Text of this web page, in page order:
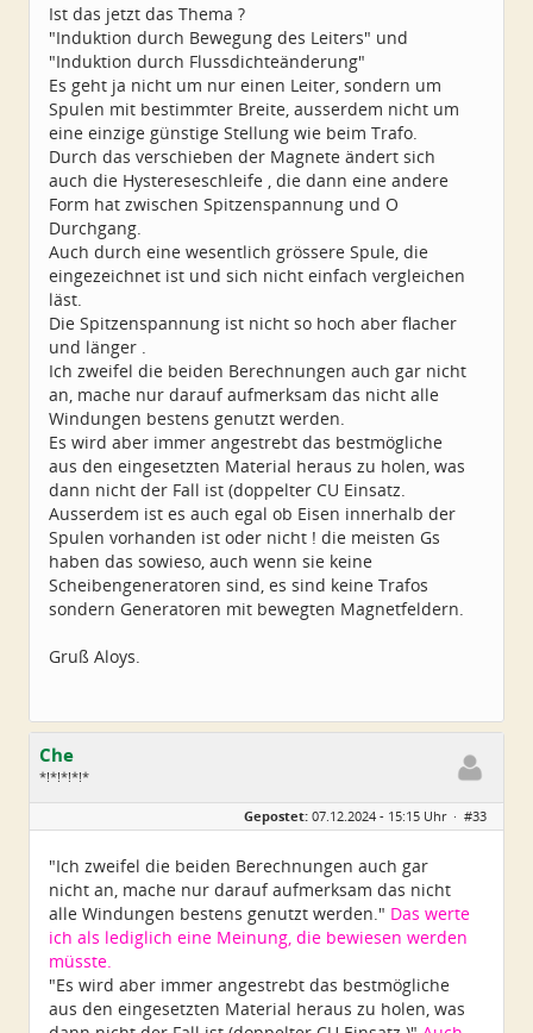
Ist das jetzt das Thema ?
"Induktion durch Bewegung des Leiters" und
"Induktion durch Flussdichteänderung"
Es geht ja nicht um nur einen Leiter, sondern um
Spulen mit bestimmter Breite, ausserdem nicht um
eine einzige günstige Stellung wie beim Trafo.
Durch das verschieben der Magnete ändert sich
auch die Hystereseschleife , die dann eine andere
Form hat zwischen Spitzenspannung und O
Durchgang.
Auch durch eine wesentlich grössere Spule, die
eingezeichnet ist und sich nicht einfach vergleichen
läst.
Die Spitzenspannung ist nicht so hoch aber flacher
und länger .
Ich zweifel die beiden Berechnungen auch gar nicht
an, mache nur darauf aufmerksam das nicht alle
Windungen bestens genutzt werden.
Es wird aber immer angestrebt das bestmögliche
aus den eingesetzten Material heraus zu holen, was
dann nicht der Fall ist (doppelter CU Einsatz.
Ausserdem ist es auch egal ob Eisen innerhalb der
Spulen vorhanden ist oder nicht ! die meisten Gs
haben das sowieso, auch wenn sie keine
Scheibengeneratoren sind, es sind keine Trafos
sondern Generatoren mit bewegten Magnetfeldern.
Gruß Aloys.
Che
*!*!*!*!*
Geschlecht:
Alter:
72
Dabei seit:
06 / 2014
Gepostet: 07.12.2024 - 15:15 Uhr · #33
"Ich zweifel die beiden Berechnungen auch gar
nicht an, mache nur darauf aufmerksam das nicht
alle Windungen bestens genutzt werden." Das werte
ich als lediglich eine Meinung, die bewiesen werden
müsste.
"Es wird aber immer angestrebt das bestmögliche
aus den eingesetzten Material heraus zu holen, was